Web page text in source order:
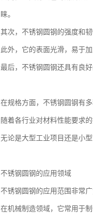
睐。
其次，不锈钢圆钢的强度和
此外，它的表面光滑，易于
最后，不锈钢圆钢还具有良
在规格方面，不锈钢圆钢有
随着各行业对材料性能要求
无论是大型工业项目还是小
不锈钢圆钢的应用领域
不锈钢圆钢的应用范围非常
在机械制造领域，它常用于